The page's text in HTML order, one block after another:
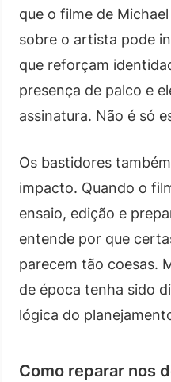
que o filme de
sobre o artista pode
que reforçam
presença de palco e
assinatura. Não é só
Os bastidores
impacto. Quando o
ensaio, edição e
entende por que
parecem tão coesas.
de época tenha sido
lógica do
Como reparar nos